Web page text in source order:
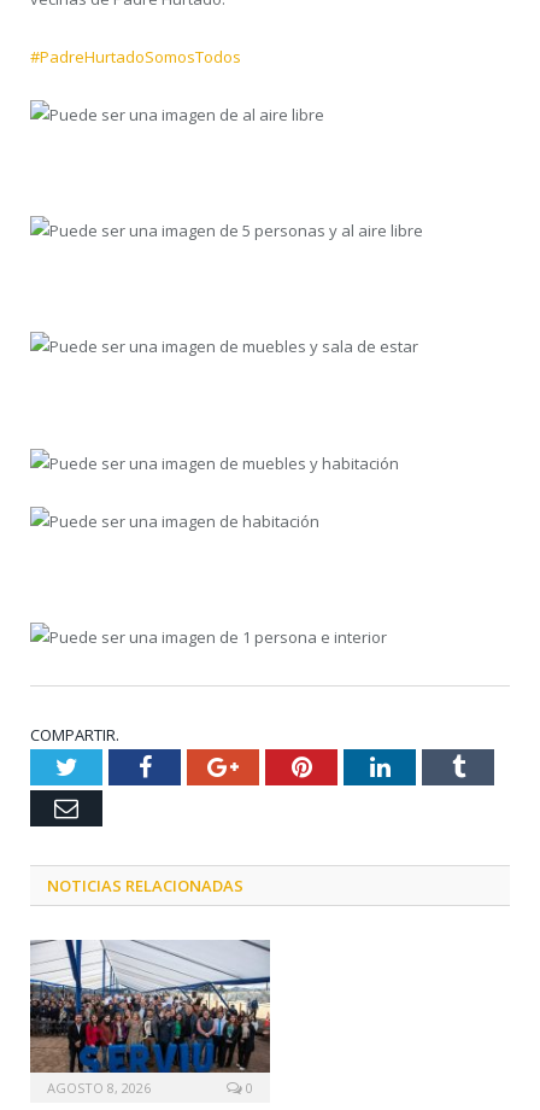
#PadreHurtadoSomosTodos
COMPARTIR.
TwitterFacebookGoogle+PinterestLinkedInTumblr
Email
NOTICIAS RELACIONADAS
AGOSTO 8, 2026 0